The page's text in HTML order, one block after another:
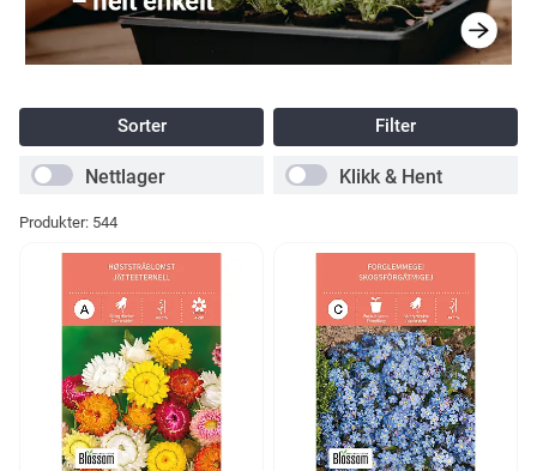
Nettlager Klikk & Hent
Produkter: 544
Filter
Sorter